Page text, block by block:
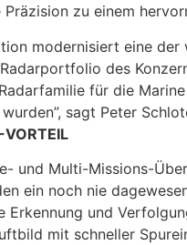
zu einem
modernisiert eine
des
für die
sagt Peter
VORTEIL
und Multi-Missions-
ein noch nie
Erkennung und
mit schneller